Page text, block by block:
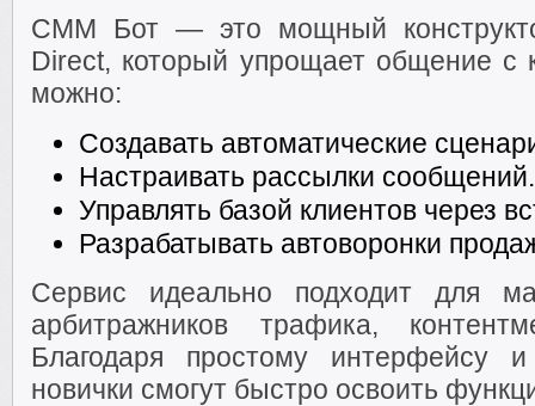
СММ Бот — это мощный
Direct, который упрощает общение
можно:
Создавать автоматические
Настраивать рассылки сообщений.
Управлять базой клиентов через
Разрабатывать автоворонки
Сервис идеально подходит для
арбитражников трафика,
Благодаря простому интерфейсу
новички смогут быстро освоить